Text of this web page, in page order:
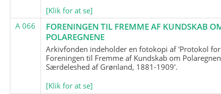
[Klik for at se]
A 066
FORENINGEN TIL FREMME AF KUNDSKAB
POLAREGNENE
Arkivfonden indeholder en fotokopi af 'Protokol for
Foreningen til Fremme af Kundskab om
Særdeleshed af Grønland, 1881-1909'.
[Klik for at se]